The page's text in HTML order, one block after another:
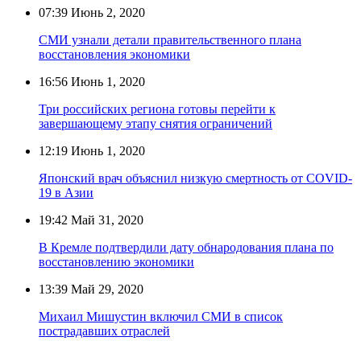
07:39 Июнь 2, 2020
СМИ узнали детали правительственного плана
восстановления экономики
16:56 Июнь 1, 2020
Три российских региона готовы перейти к
завершающему этапу снятия ограничений
12:19 Июнь 1, 2020
Японский врач объяснил низкую смертность от COVID-
19 в Азии
19:42 Май 31, 2020
В Кремле подтвердили дату обнародования плана по
восстановлению экономики
13:39 Май 29, 2020
Михаил Мишустин включил СМИ в список
пострадавших отраслей